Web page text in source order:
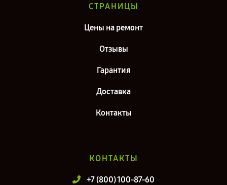
СТРАНИЦЫ
Цены на ремонт
Отзывы
Гарантия
Доставка
Контакты
КОНТАКТЫ
+7 (800) 100-87-60